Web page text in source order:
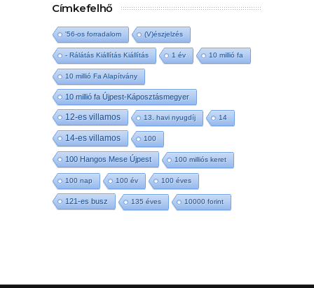
Címkefelhő
'56-os forradalom (V)észjelzés
- Rálátás Kiállítás Kiállítás 1 év 10 millió fa
10 millió Fa Alapítvány
10 millió fa Újpest-Káposztásmegyer
12-es villamos 13. havi nyugdíj 14
14-es villamos 100
100 Hangos Mese Újpest 100 milliós keret
100 nap 100 év 100 éves
121-es busz 135 éves 10000 forint